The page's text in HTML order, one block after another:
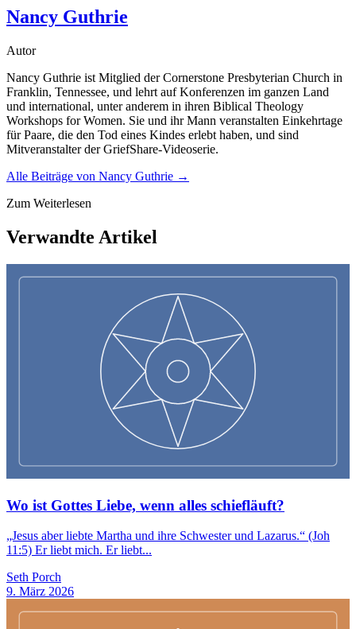
Nancy Guthrie
Autor
Nancy Guthrie ist Mitglied der Cornerstone Presbyterian Church in
Franklin, Tennessee, und lehrt auf Konferenzen im ganzen Land
und international, unter anderem in ihren Biblical Theology
Workshops for Women. Sie und ihr Mann veranstalten Einkehrtage
für Paare, die den Tod eines Kindes erlebt haben, und sind
Mitveranstalter der GriefShare-Videoserie.
Alle Beiträge von Nancy Guthrie →
Zum Weiterlesen
Verwandte Artikel
Wo ist Gottes Liebe, wenn alles schiefläuft?
„Jesus aber liebte Martha und ihre Schwester und Lazarus.“ (Joh
11:5) Er liebt mich. Er liebt...
Seth Porch
9. März 2026